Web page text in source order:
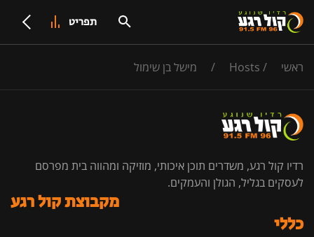
תפריט
ראשי /
Hosts
/ מישל בן שימול
רדיו קול רגע, משדרים תוכן איכותי, מוזיקה ומהווה בית מפרסם
לעסקים בגליל, הגולן והעמקים.
כללי
מקבוצת קול רגע